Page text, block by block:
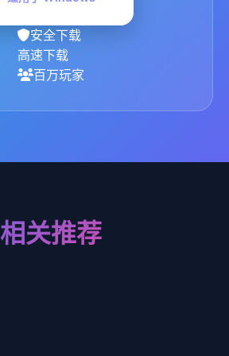
安全下载
高速下载
百万玩家
相关推荐